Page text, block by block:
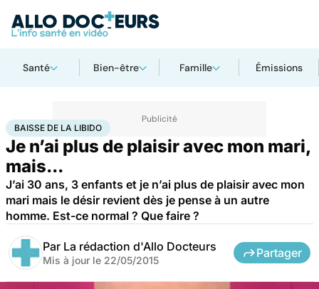
Santé Bien-être Famille Émissions
AccueilSanté Baisse de la libido
BAISSE DE LA LIBIDO
Je n’ai plus de plaisir avec mon mari,
mais...
J’ai 30 ans, 3 enfants et je n’ai plus de plaisir avec mon
mari mais le désir revient dès je pense à un autre
homme. Est-ce normal ? Que faire ?
Par La rédaction d'Allo Docteurs
Mis à jour le 22/05/2015
Partager